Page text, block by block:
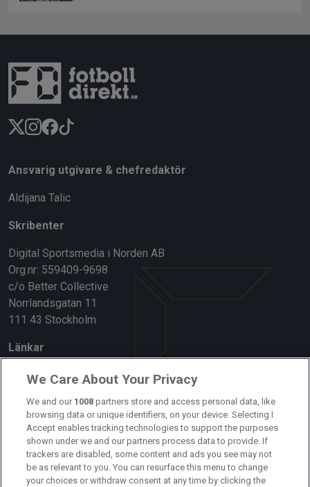
Ansvarig utgivare & chefredaktör
Aldijana Talic
Skribenter
Digital Sportsmedia i Norden AB
Org.nr: 559409-9698
c/o Better Collective
Norrlandsgatan 11
111 43 Stockholm
Länkar
Om oss
Kontakta oss
Kundtjänst
Sponsor: Rekatochklart
We Care About Your Privacy
We and our 1008 partners store and access personal data, like
browsing data or unique identifiers, on your device. Selecting I
Accept enables tracking technologies to support the purposes
shown under we and our partners process data to provide. If
trackers are disabled, some content and ads you see may not
be as relevant to you. You can resurface this menu to change
your choices or withdraw consent at any time by clicking the